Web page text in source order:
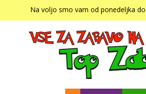
Na voljo smo vam od ponedeljka